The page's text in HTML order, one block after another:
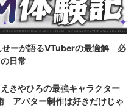
せーが語るVTuberの最適解 必
日常
きやひろの最強キャラクター
アバター制作は好きだけじゃ